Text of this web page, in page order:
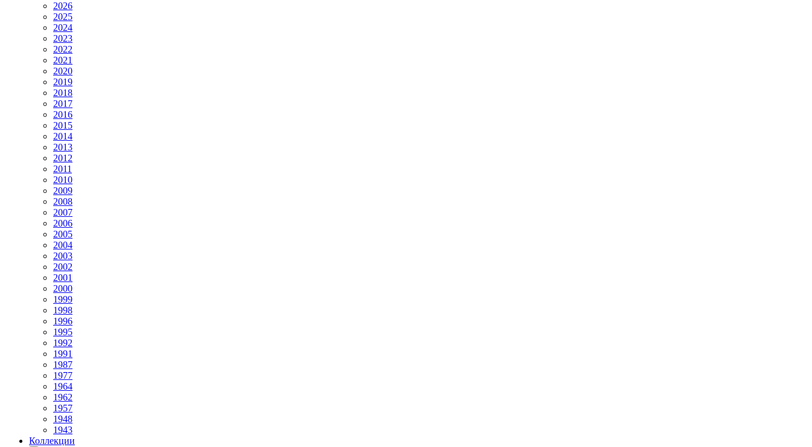
2026
2025
2024
2023
2022
2021
2020
2019
2018
2017
2016
2015
2014
2013
2012
2011
2010
2009
2008
2007
2006
2005
2004
2003
2002
2001
2000
1999
1998
1996
1995
1992
1991
1987
1977
1964
1962
1957
1948
1943
Коллекции